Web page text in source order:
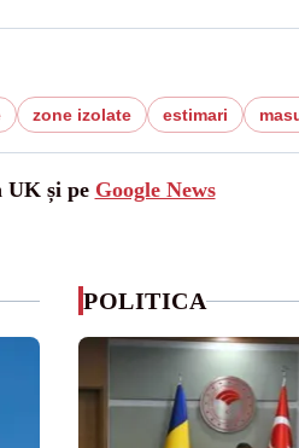
zone izolate estimari
UK și pe Google News
POLITICA